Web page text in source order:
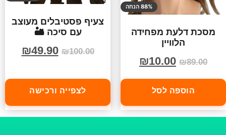
88% הנחה
מסכת דלעת מפחידה
הלוויין
₪89.00
₪10.00
הוספה לסל
צעיף פסטיבלים מעוצב
עם סיכה 🏜️
₪100.00
₪49.90
לצפייה ורכישה